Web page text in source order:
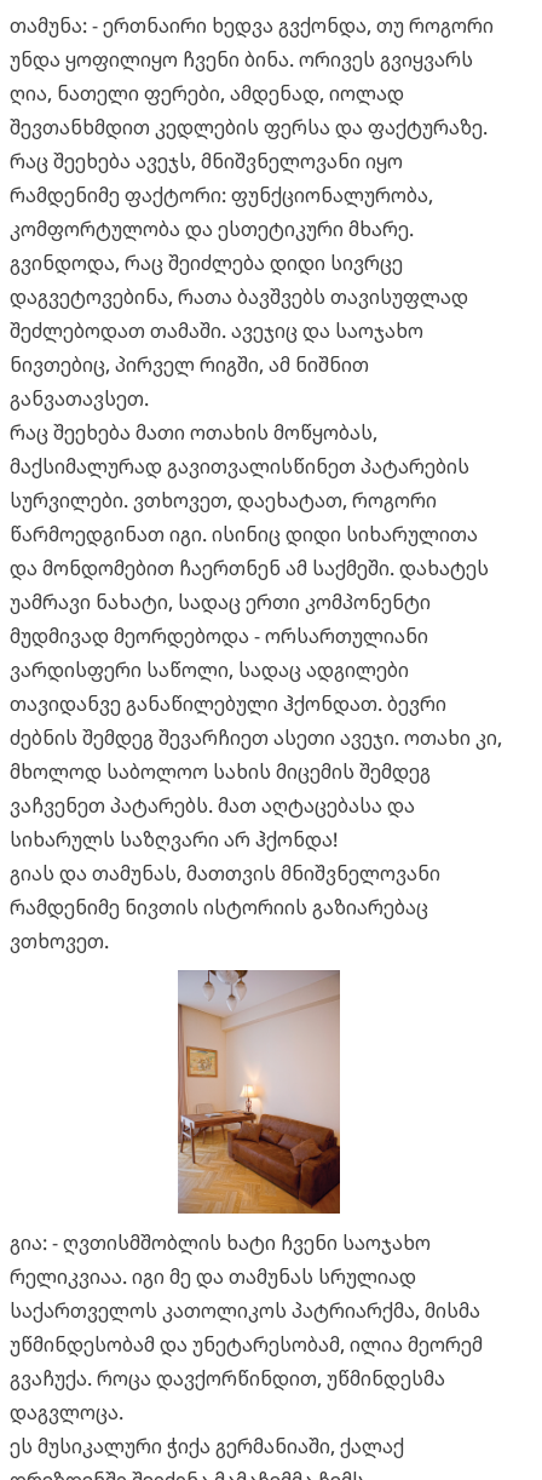
თამუნა: - ერთნაირი ხედვა გვქონდა, თუ როგორი
უნდა ყოფილიყო ჩვენი ბინა. ორივეს გვიყვარს
ღია, ნათელი ფერები, ამდენად, იოლად
შევთანხმდით კედლების ფერსა და ფაქტურაზე.
რაც შეეხება ავეჯს, მნიშვნელოვანი იყო
რამდენიმე ფაქტორი: ფუნქციონალურობა,
კომფორტულობა და ესთეტიკური მხარე.
გვინდოდა, რაც შეიძლება დიდი სივრცე
დაგვეტოვებინა, რათა ბავშვებს თავისუფლად
შეძლებოდათ თამაში. ავეჯიც და საოჯახო
ნივთებიც, პირველ რიგში, ამ ნიშნით
განვათავსეთ.
რაც შეეხება მათი ოთახის მოწყობას,
მაქსიმალურად გავითვალისწინეთ პატარების
სურვილები. ვთხოვეთ, დაეხატათ, როგორი
წარმოედგინათ იგი. ისინიც დიდი სიხარულითა
და მონდომებით ჩაერთნენ ამ საქმეში. დახატეს
უამრავი ნახატი, სადაც ერთი კომპონენტი
მუდმივად მეორდებოდა - ორსართულიანი
ვარდისფერი საწოლი, სადაც ადგილები
თავიდანვე განაწილებული ჰქონდათ. ბევრი
ძებნის შემდეგ შევარჩიეთ ასეთი ავეჯი. ოთახი კი,
მხოლოდ საბოლოო სახის მიცემის შემდეგ
ვაჩვენეთ პატარებს. მათ აღტაცებასა და
სიხარულს საზღვარი არ ჰქონდა!
გიას და თამუნას, მათთვის მნიშვნელოვანი
რამდენიმე ნივთის ისტორიის გაზიარებაც
ვთხოვეთ.
გია: - ღვთისმშობლის ხატი ჩვენი საოჯახო
რელიკვიაა. იგი მე და თამუნას სრულიად
საქართველოს კათოლიკოს პატრიარქმა, მისმა
უწმინდესობამ და უნეტარესობამ, ილია მეორემ
გვაჩუქა. როცა დავქორწინდით, უწმინდესმა
დაგვლოცა.
ეს მუსიკალური ჭიქა გერმანიაში, ქალაქ